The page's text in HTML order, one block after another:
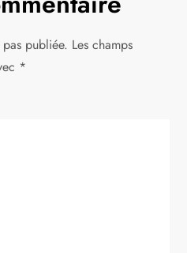
publiée. Les champs
*